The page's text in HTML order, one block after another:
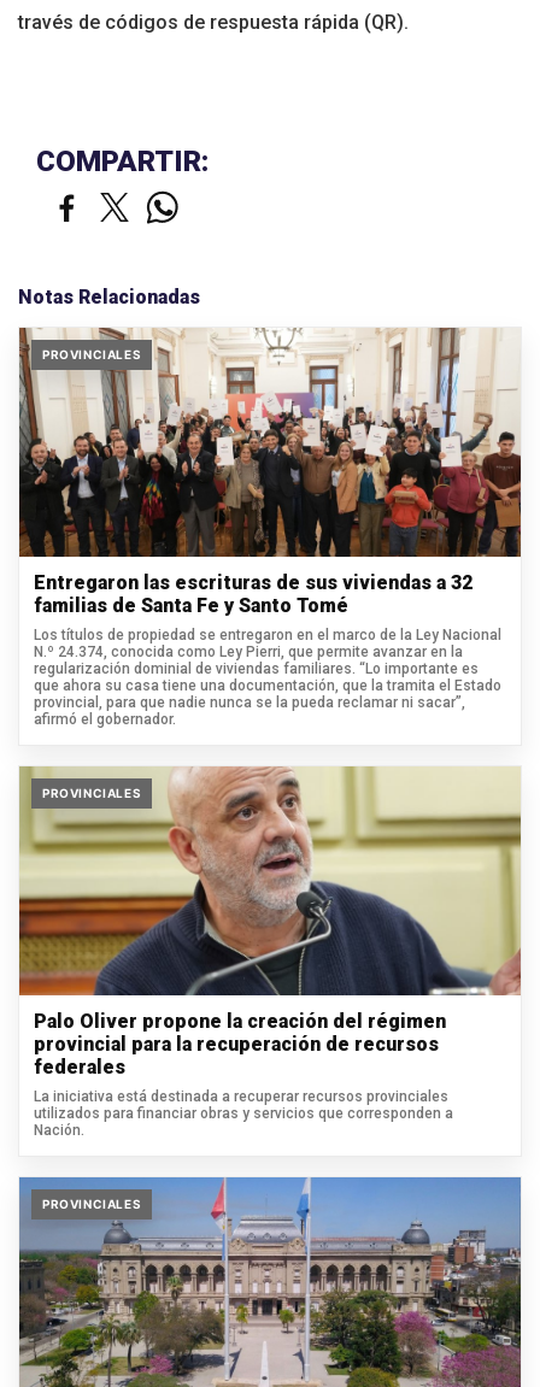
través de códigos de respuesta rápida (QR).
COMPARTIR:
Notas Relacionadas
PROVINCIALES
Entregaron las escrituras de sus viviendas a 32
familias de Santa Fe y Santo Tomé
Los títulos de propiedad se entregaron en el marco de la Ley Nacional
N.º 24.374, conocida como Ley Pierri, que permite avanzar en la
regularización dominial de viviendas familiares. “Lo importante es
que ahora su casa tiene una documentación, que la tramita el Estado
provincial, para que nadie nunca se la pueda reclamar ni sacar”,
afirmó el gobernador.
PROVINCIALES
Palo Oliver propone la creación del régimen
provincial para la recuperación de recursos
federales
La iniciativa está destinada a recuperar recursos provinciales
utilizados para financiar obras y servicios que corresponden a
Nación.
PROVINCIALES